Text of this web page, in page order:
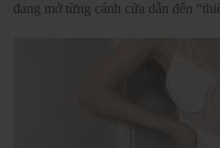
đang mở từng cánh cửa dẫn đến